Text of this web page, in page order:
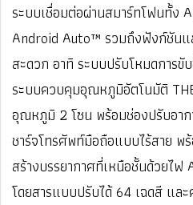
ระบบเชื่อมต่อผ่านสมาร์ทโฟนทั้ง
Android Auto™ รวมถึงฟังก์ชันแ
สะดวก อาทิ ระบบปรับโหมดการขั
ระบบควบคุมอุณหภูมิอัตโนมัติ
อุณหภูมิ 2 โซน พร้อมช่องปรับอา
ชาร์จโทรศัพท์มือถือแบบไร้สาย พ
สร้างบรรยากาศที่เหนือชั้นด้วยไ
โดยสารแบบปรับได้ 64 เฉดสี แล